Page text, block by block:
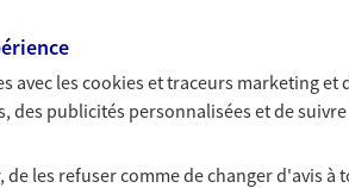
avec lescookies et traceurs marketing et
des publicités personnalisées et de
de les refuser comme de changer d'avis